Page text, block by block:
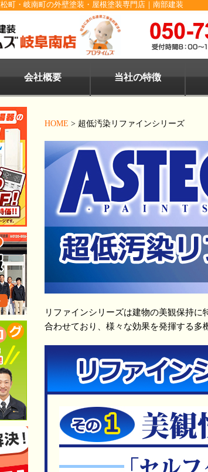
町・岐南町の外壁塗装・屋根塗装専門店｜南部建装
会社概要 当社の特徴
HOME > 超低汚染リファインシリーズ
リファインシリーズは建物の美観保持
合わせており、様々な効果を発揮する多